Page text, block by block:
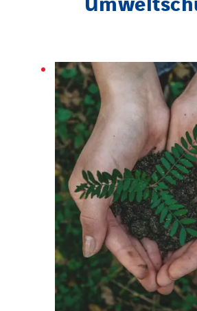
VINCI Stiftung
LÄNDERSEITEN
Austria
Belgium
Czech Republic
Danemark
Germany
Indonesia